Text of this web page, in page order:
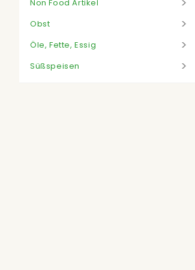
Non Food Artikel
Obst
Öle, Fette, Essig
Süßspeisen